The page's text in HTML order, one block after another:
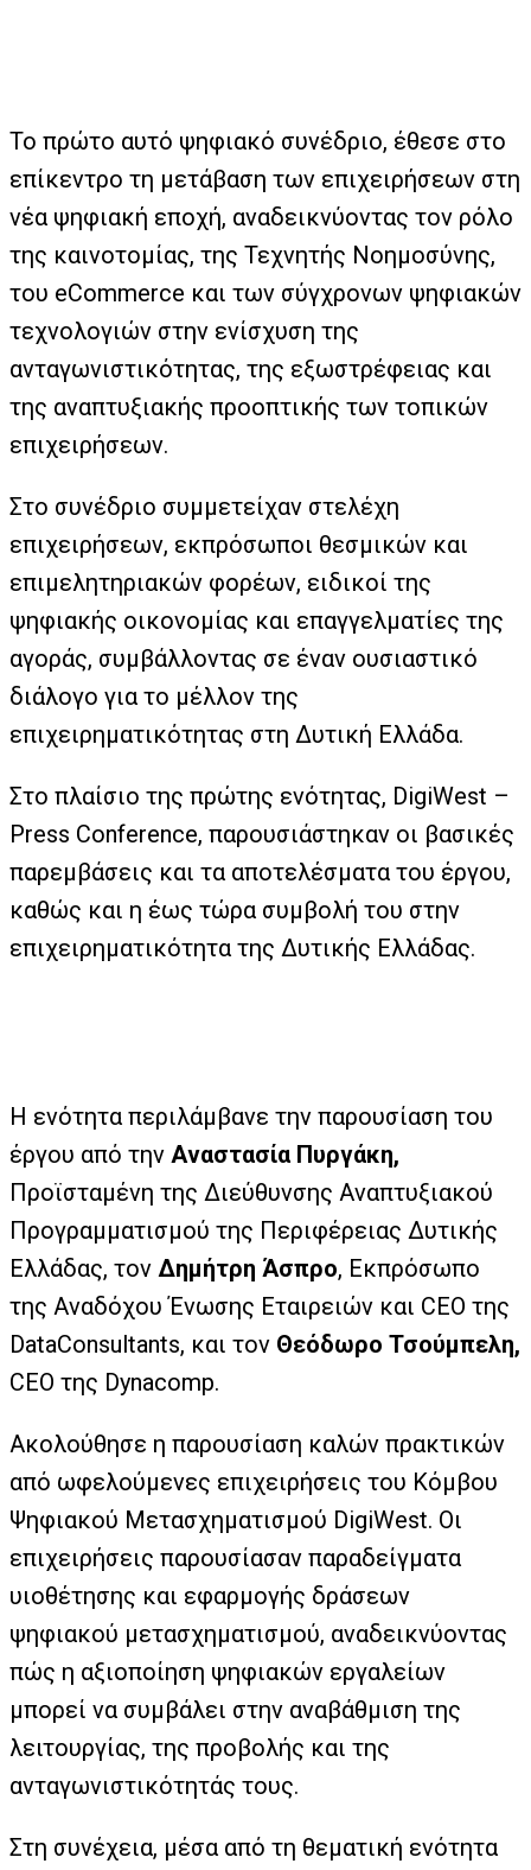
Το πρώτο αυτό ψηφιακό συνέδριο, έθεσε στο
επίκεντρο τη μετάβαση των επιχειρήσεων στη
νέα ψηφιακή εποχή, αναδεικνύοντας τον ρόλο
της καινοτομίας, της Τεχνητής Νοημοσύνης,
του eCommerce και των σύγχρονων ψηφιακών
τεχνολογιών στην ενίσχυση της
ανταγωνιστικότητας, της εξωστρέφειας και
της αναπτυξιακής προοπτικής των τοπικών
επιχειρήσεων.
Στο συνέδριο συμμετείχαν στελέχη
επιχειρήσεων, εκπρόσωποι θεσμικών και
επιμελητηριακών φορέων, ειδικοί της
ψηφιακής οικονομίας και επαγγελματίες της
αγοράς, συμβάλλοντας σε έναν ουσιαστικό
διάλογο για το μέλλον της
επιχειρηματικότητας στη Δυτική Ελλάδα.
Στο πλαίσιο της πρώτης ενότητας, DigiWest –
Press Conference, παρουσιάστηκαν οι βασικές
παρεμβάσεις και τα αποτελέσματα του έργου,
καθώς και η έως τώρα συμβολή του στην
επιχειρηματικότητα της Δυτικής Ελλάδας.
Η ενότητα περιλάμβανε την παρουσίαση του
έργου από την Αναστασία Πυργάκη,
Προϊσταμένη της Διεύθυνσης Αναπτυξιακού
Προγραμματισμού της Περιφέρειας Δυτικής
Ελλάδας, τον Δημήτρη Άσπρο, Εκπρόσωπο
της Αναδόχου Ένωσης Εταιρειών και CEO της
DataConsultants, και τον Θεόδωρο Τσούμπελη,
CEO της Dynacomp.
Ακολούθησε η παρουσίαση καλών πρακτικών
από ωφελούμενες επιχειρήσεις του Κόμβου
Ψηφιακού Μετασχηματισμού DigiWest. Οι
επιχειρήσεις παρουσίασαν παραδείγματα
υιοθέτησης και εφαρμογής δράσεων
ψηφιακού μετασχηματισμού, αναδεικνύοντας
πώς η αξιοποίηση ψηφιακών εργαλείων
μπορεί να συμβάλει στην αναβάθμιση της
λειτουργίας, της προβολής και της
ανταγωνιστικότητάς τους.
Στη συνέχεια, μέσα από τη θεματική ενότητα